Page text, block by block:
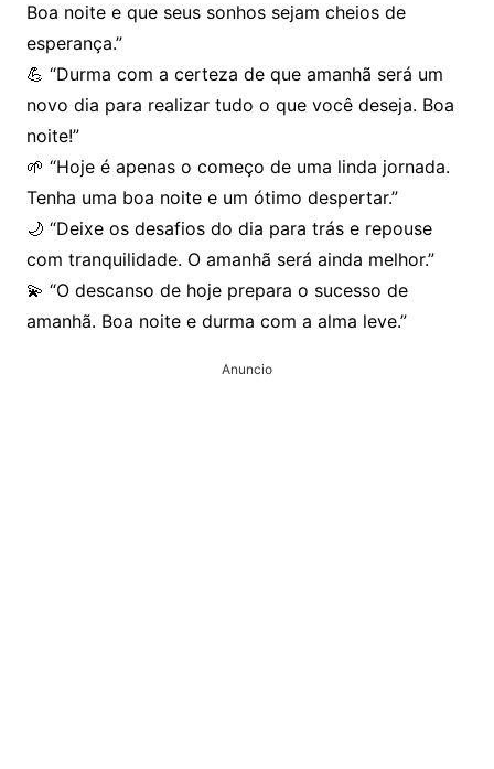
Boa noite e que seus sonhos sejam cheios de
esperança.”
💪 “Durma com a certeza de que amanhã será um
novo dia para realizar tudo o que você deseja. Boa
noite!”
🌱 “Hoje é apenas o começo de uma linda jornada.
Tenha uma boa noite e um ótimo despertar.”
🌙 “Deixe os desafios do dia para trás e repouse
com tranquilidade. O amanhã será ainda melhor.”
💫 “O descanso de hoje prepara o sucesso de
amanhã. Boa noite e durma com a alma leve.”
Anuncio